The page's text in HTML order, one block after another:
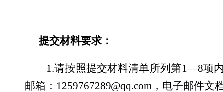
提交材料要求：
1.请按照提交材料清单所列第1—8项
邮箱： 1259767289@qq.com ，电子邮件文